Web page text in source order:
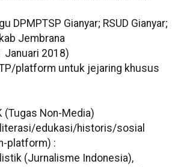
Gianyar; RSUD Gianyar;
Jembrana
2018)
platform untuk jejaring khusus
(Tugas Non-Media)
edukasi/historis/sosial
platform) :
(Jurnalisme Indonesia),